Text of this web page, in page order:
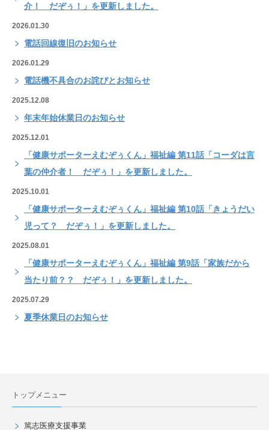
介！ だぞぅ！」を更新しました。
2026.01.30
電話回線復旧のお知らせ
2026.01.29
電話機不具合のお詫びとお知らせ
2025.12.08
年末年始休業日のお知らせ
2025.12.01
「健康サポーターえむぞぅくん」福祉編 第11話「コーダは言
葉の仲介者！ だぞぅ！」を更新しました。
2025.10.01
「健康サポーターえむぞぅくん」福祉編 第10話「きょうだい
児って？ だぞぅ！」を更新しました。
2025.08.01
「健康サポーターえむぞぅくん」福祉編 第9話「家族だから
当たり前？？ だぞぅ！」を更新しました。
2025.07.29
夏季休業日のお知らせ
トップメニュー
篤志医療支援事業